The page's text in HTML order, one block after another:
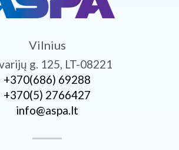
Vilnius
g. 125, LT-08221
+370­(686) 69288
+370­(5) 2766427
info@aspa.lt